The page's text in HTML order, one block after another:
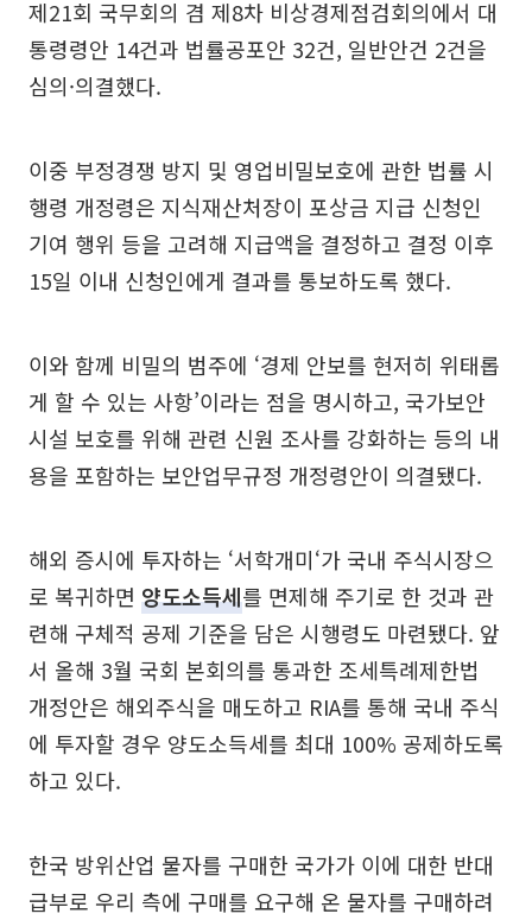
제21회 국무회의 겸 제8차 비상경제점검회의에서 대
통령령안 14건과 법률공포안 32건, 일반안건 2건을
심의·의결했다.
이중 부정경쟁 방지 및 영업비밀보호에 관한 법률 시
행령 개정령은 지식재산처장이 포상금 지급 신청인
기여 행위 등을 고려해 지급액을 결정하고 결정 이후
15일 이내 신청인에게 결과를 통보하도록 했다.
이와 함께 비밀의 범주에 ‘경제 안보를 현저히 위태롭
게 할 수 있는 사항’이라는 점을 명시하고, 국가보안
시설 보호를 위해 관련 신원 조사를 강화하는 등의 내
용을 포함하는 보안업무규정 개정령안이 의결됐다.
해외 증시에 투자하는 ‘서학개미‘가 국내 주식시장으
로 복귀하면 양도소득세를 면제해 주기로 한 것과 관
련해 구체적 공제 기준을 담은 시행령도 마련됐다. 앞
서 올해 3월 국회 본회의를 통과한 조세특례제한법
개정안은 해외주식을 매도하고 RIA를 통해 국내 주식
에 투자할 경우 양도소득세를 최대 100% 공제하도록
하고 있다.
한국 방위산업 물자를 구매한 국가가 이에 대한 반대
급부로 우리 측에 구매를 요구해 온 물자를 구매하려